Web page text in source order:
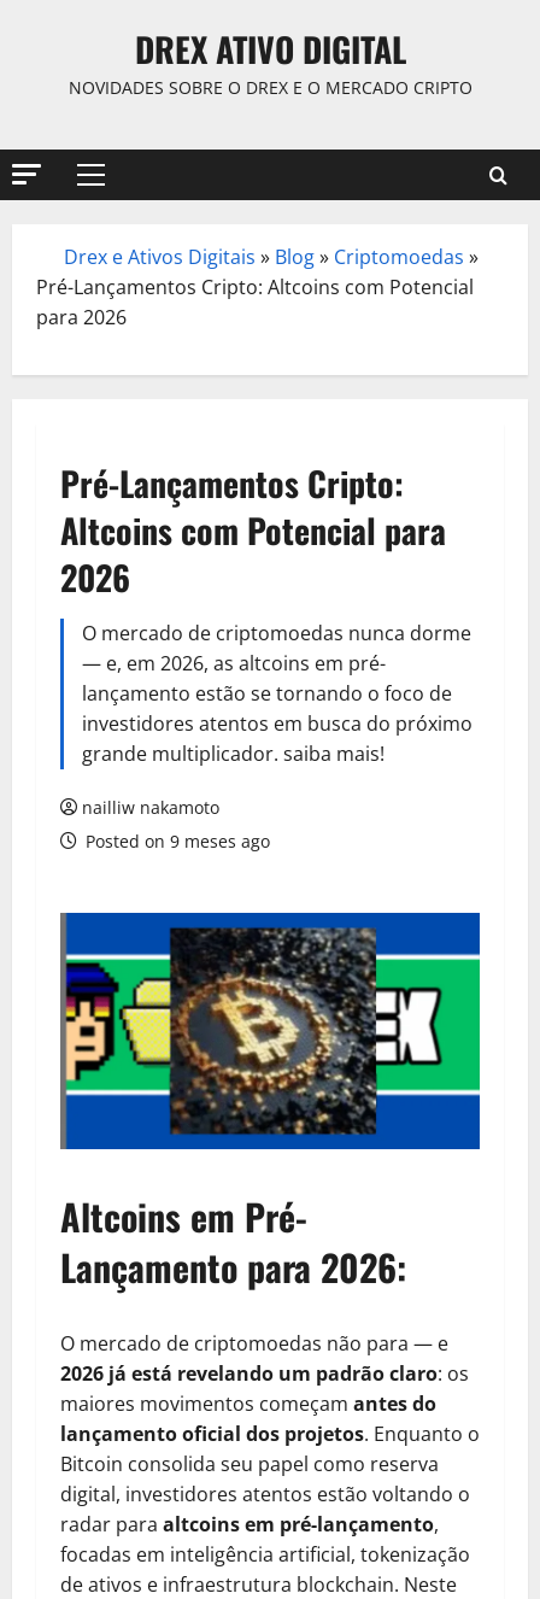
DREX ATIVO DIGITAL
NOVIDADES SOBRE O DREX E O MERCADO CRIPTO
Primary
Drex e Ativos Digitais » Blog» Criptomoedas »
Pré-Lançamentos Cripto: Altcoins com Potencial
para 2026
Pré-Lançamentos Cripto:
Altcoins com Potencial para
2026
O mercado de criptomoedas nunca dorme
— e, em 2026, as altcoins em pré-
lançamento estão se tornando o foco de
investidores atentos em busca do próximo
grande multiplicador. saiba mais!
nailliw nakamoto
Posted on 9 meses ago
Altcoins em Pré-
Lançamento para 2026:
O mercado de criptomoedas não para — e
2026 já está revelando um padrão claro: os
maiores movimentos começam antes do
lançamento oficial dos projetos. Enquanto o
Bitcoin consolida seu papel como reserva
digital, investidores atentos estão voltando o
radar para altcoins em pré-lançamento,
focadas em inteligência artificial, tokenização
de ativos e infraestrutura blockchain. Neste